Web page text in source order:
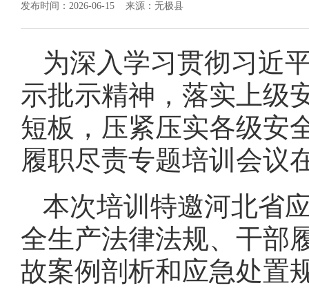
发布时间：2026-06-15 来源：无极县
为深入学习贯彻习近
示批示精神，落实上级
短板，压紧压实各级安
履职尽责专题培训会议
本次培训特邀河北省
全生产法律法规、干部
故案例剖析和应急处置